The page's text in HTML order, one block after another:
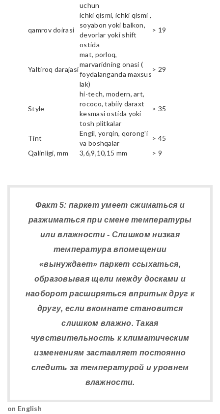
uchun
qamrov doirasi
ichki qismi, ichki qismi ,
soyabon yoki balkon,
devorlar yoki shift
ostida
> 19
Yaltiroq darajasi
mat, porloq,
marvaridning onasi (
foydalanganda maxsus
lak)
> 29
Style
hi-tech, modern, art,
rococo, tabiiy daraxt
kesmasi ostida yoki
tosh plitkalar
> 35
Tint
Engil, yorqin, qorong'i
va boshqalar
> 45
Qalinligi, mm
3,6,9,10,15 mm > 9
Факт 5: паркет умеет сжиматься и
разжиматься при смене температуры
или влажности - Слишком низкая
температура впомещении
«вынуждает» паркет ссыхаться,
образовывая щели между досками и
наоборот расширяться впритык друг к
другу, если вкомнате становится
слишком влажно. Такая
чувствительность к климатическим
изменениям заставляет постоянно
следить за температурой и уровнем
влажности.
on English